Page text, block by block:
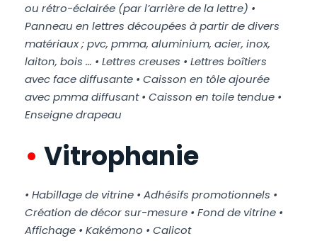
ou rétro-éclairée (par l’arrière de la lettre) •
Panneau en lettres découpées à partir de divers
matériaux ; pvc, pmma, aluminium, acier, inox,
laiton, bois … • Lettres creuses • Lettres boîtiers
avec face diffusante • Caisson en tôle ajourée
avec pmma diffusant • Caisson en toile tendue •
Enseigne drapeau
• Vitrophanie
• Habillage de vitrine • Adhésifs promotionnels •
Création de décor sur-mesure • Fond de vitrine •
Affichage • Kakémono • Calicot